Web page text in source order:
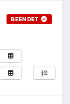
BEENDET